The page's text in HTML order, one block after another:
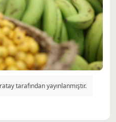
tarafından yayınlanmıştır.